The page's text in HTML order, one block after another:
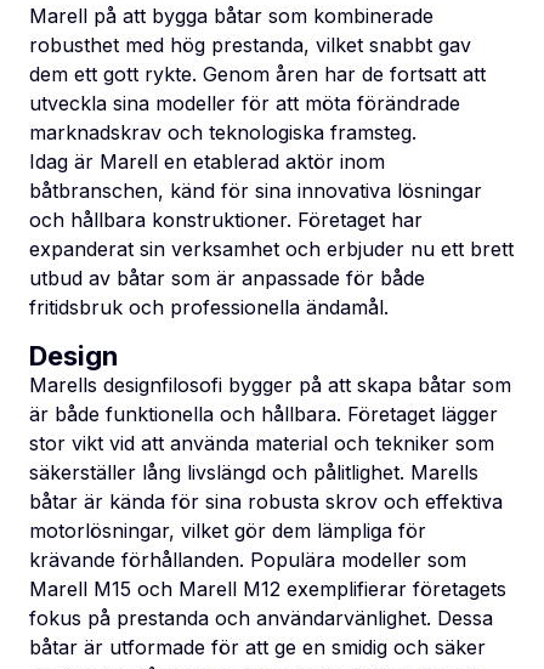
Marell på att bygga båtar som kombinerade
robusthet med hög prestanda, vilket snabbt gav
dem ett gott rykte. Genom åren har de fortsatt att
utveckla sina modeller för att möta förändrade
marknadskrav och teknologiska framsteg.
Idag är Marell en etablerad aktör inom
båtbranschen, känd för sina innovativa lösningar
och hållbara konstruktioner. Företaget har
expanderat sin verksamhet och erbjuder nu ett brett
utbud av båtar som är anpassade för både
fritidsbruk och professionella ändamål.
Design
Marells designfilosofi bygger på att skapa båtar som
är både funktionella och hållbara. Företaget lägger
stor vikt vid att använda material och tekniker som
säkerställer lång livslängd och pålitlighet. Marells
båtar är kända för sina robusta skrov och effektiva
motorlösningar, vilket gör dem lämpliga för
krävande förhållanden. Populära modeller som
Marell M15 och Marell M12 exemplifierar företagets
fokus på prestanda och användarvänlighet. Dessa
båtar är utformade för att ge en smidig och säker